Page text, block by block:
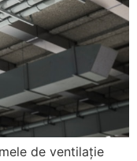
de ventilație